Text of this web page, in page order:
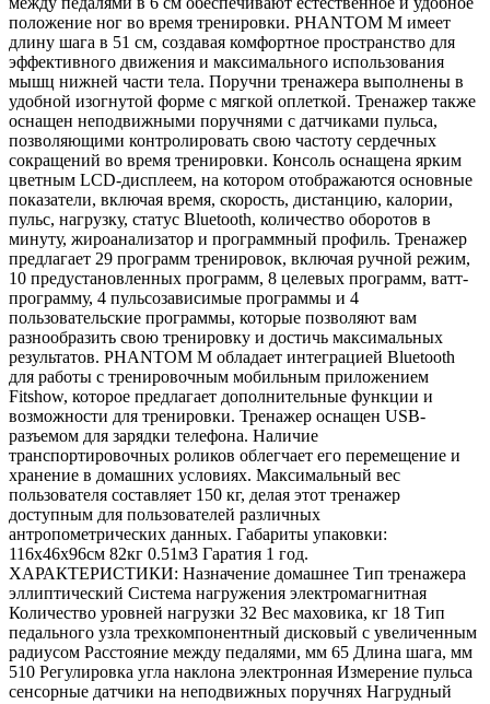
положение ног во время тренировки. PHANTOM M имеет
длину шага в 51 см, создавая комфортное пространство для
эффективного движения и максимального использования
мышц нижней части тела. Поручни тренажера выполнены в
удобной изогнутой форме с мягкой оплеткой. Тренажер также
оснащен неподвижными поручнями с датчиками пульса,
позволяющими контролировать свою частоту сердечных
сокращений во время тренировки. Консоль оснащена ярким
цветным LCD-дисплеем, на котором отображаются основные
показатели, включая время, скорость, дистанцию, калории,
пульс, нагрузку, статус Bluetooth, количество оборотов в
минуту, жироанализатор и программный профиль. Тренажер
предлагает 29 программ тренировок, включая ручной режим,
10 предустановленных программ, 8 целевых программ, ватт-
программу, 4 пульсозависимые программы и 4
пользовательские программы, которые позволяют вам
разнообразить свою тренировку и достичь максимальных
результатов. PHANTOM M обладает интеграцией Bluetooth
для работы с тренировочным мобильным приложением
Fitshow, которое предлагает дополнительные функции и
возможности для тренировки. Тренажер оснащен USB-
разъемом для зарядки телефона. Наличие
транспортировочных роликов облегчает его перемещение и
хранение в домашних условиях. Максимальный вес
пользователя составляет 150 кг, делая этот тренажер
доступным для пользователей различных
антропометрических данных. Габариты упаковки:
116х46х96см 82кг 0.51м3 Гаратия 1 год.
ХАРАКТЕРИСТИКИ: Назначение домашнее Тип тренажера
эллиптический Система нагружения электромагнитная
Количество уровней нагрузки 32 Вес маховика, кг 18 Тип
педального узла трехкомпонентный дисковый с увеличенным
радиусом Расстояние между педалями, мм 65 Длина шага, мм
510 Регулировка угла наклона электронная Измерение пульса
сенсорные датчики на неподвижных поручнях Нагрудный